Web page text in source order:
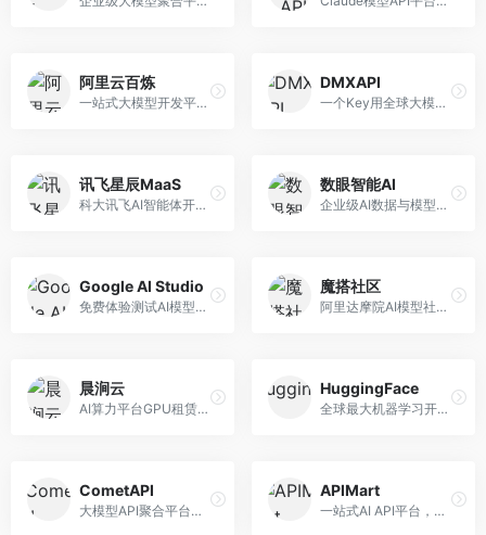
阿里云百炼
一站式大模型开发平台，深度整合阿里云服务。面向企业开发者和AI团队，提供模型训练、微调、部署、应用开发等全流程服务，企业级功能完善。
DMXAPI
一个Key用全球大模型的聚合平台。面向开发者，提供多模型统一API、简化接入、成本控制等服务，接入便捷。
讯飞星辰MaaS
科大讯飞AI智能体开发平台，专注于企业级模型服务。面向企业用户，提供模型调用、智能体创建、行业解决方案等服务，中文能力突出。
数眼智能AI
企业级AI数据与模型服务平台，专注于数据驱动AI。面向企业用户，提供数据管理、模型训练、部署服务等，数据治理能力强。
Google AI Studio
免费体验测试AI模型的平台，深度整合Google生态。面向开发者和研究者，提供Gemini模型体验、API密钥管理、提示词测试等服务，免费使用。
魔搭社区
阿里达摩院AI模型社区，专注于中文AI生态。面向中文开发者，提供开源模型、数据集、开发工具等资源，中文模型丰富。
晨涧云
AI算力平台GPU租赁服务，专注于弹性算力。面向开发者和研究者，提供GPU租赁、弹性调度、成本优化等服务，算力灵活。
HuggingFace
全球最大机器学习开源社区，整合模型库与开发工具。面向AI研究者和开发者，提供开源模型、数据集、开发工具等资源，开源生态最完善。
CometAPI
大模型API聚合平台，整合多种AI模型服务。面向开发者，提供统一接口、模型切换、监控分析等服务，API管理便捷。
APIMart
一站式AI API平台，整合多种AI服务。面向开发者，提供模型API、图像处理、语音识别等服务，API种类丰富。